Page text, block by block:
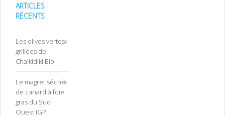
ARTICLES
RÉCENTS
Les olives vertes
grillées de
Chalkidiki Bio
Le magret séché
de canard à foie
gras du Sud
Ouest IGP